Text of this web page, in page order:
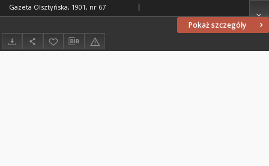
Pokaż szczegóły
Gazeta Olsztyńska, 1901, nr 67